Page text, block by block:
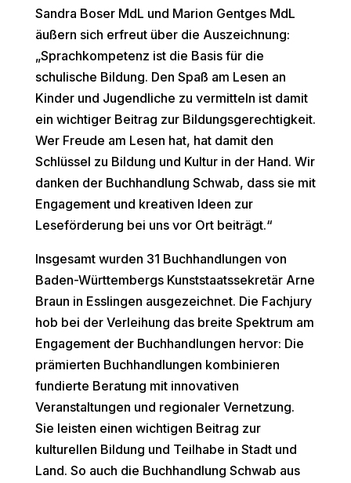
Sandra Boser MdL und Marion Gentges MdL
äußern sich erfreut über die Auszeichnung:
„Sprachkompetenz ist die Basis für die
schulische Bildung. Den Spaß am Lesen an
Kinder und Jugendliche zu vermitteln ist damit
ein wichtiger Beitrag zur Bildungsgerechtigkeit.
Wer Freude am Lesen hat, hat damit den
Schlüssel zu Bildung und Kultur in der Hand. Wir
danken der Buchhandlung Schwab, dass sie mit
Engagement und kreativen Ideen zur
Leseförderung bei uns vor Ort beiträgt.“
Insgesamt wurden 31 Buchhandlungen von
Baden-Württembergs Kunststaatssekretär Arne
Braun in Esslingen ausgezeichnet. Die Fachjury
hob bei der Verleihung das breite Spektrum am
Engagement der Buchhandlungen hervor: Die
prämierten Buchhandlungen kombinieren
fundierte Beratung mit innovativen
Veranstaltungen und regionaler Vernetzung.
Sie leisten einen wichtigen Beitrag zur
kulturellen Bildung und Teilhabe in Stadt und
Land. So auch die Buchhandlung Schwab aus